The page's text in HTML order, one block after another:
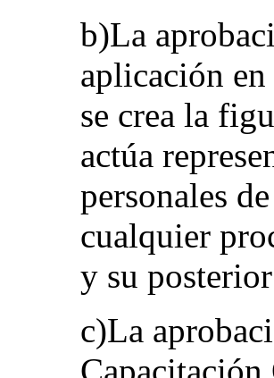
b)La
aplicación
se crea la
actúa
personales
cualquier
y su
c)La
Capacitación